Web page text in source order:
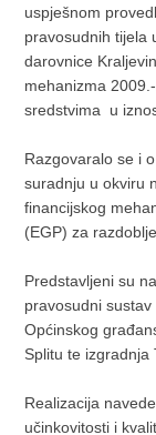
uspješnom
pravosudnih tijela
darovnice
mehanizma
sredstvima u
Razgovaralo se i
suradnju u okviru
financijskog
(EGP) za
Predstavljeni su
pravosudni
Općinskog
Splitu te izgradnja
Realizacija
učinkovitosti i